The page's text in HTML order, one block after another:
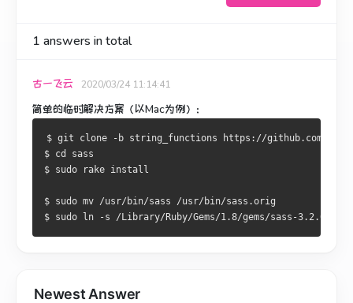
1 answers in total
古一飞云 2020/03/24 11:14:41
简单的临时解决方案（以Mac为例）：
$ git clone -b string_functions https://github.com/
$ cd sass
$ sudo rake install
$ sudo mv /usr/bin/sass /usr/bin/sass.orig
$ sudo ln -s /Library/Ruby/Gems/1.8/gems/sass-
Newest Answer